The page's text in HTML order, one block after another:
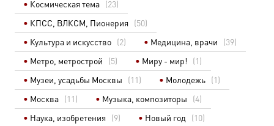
Космическая тема (23)
КПСС, ВЛКСМ, Пионерия
(50)
Культура и искусство (2) Медицина, врачи
(39)
Метро, метрострой
(5) Миру - мир!
(1)
Музеи, усадьбы Москвы
(11) Молодежь (1)
Москва (11) Музыка, композиторы
(4)
Наука, изобретения
(9) Новый год
(10)